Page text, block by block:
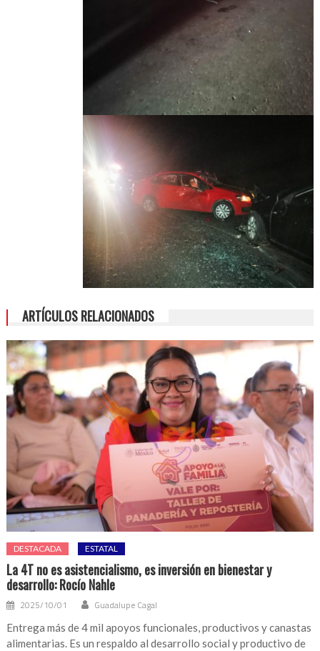
ARTÍCULOS RELACIONADOS
DESTACADA ESTATAL
La 4T no es asistencialismo, es inversión en bienestar y
desarrollo: Rocío Nahle
2025/10/01 Guadalupe Cagal
Entrega más de 4 mil apoyos funcionales, productivos y canastas
alimentarias. Es un respaldo al desarrollo social y productivo de